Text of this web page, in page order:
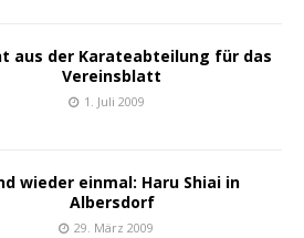
aus der Karateabteilung für das
Vereinsblatt
1. Juli 2009
wieder einmal: Haru Shiai in
Albersdorf
29. März 2009